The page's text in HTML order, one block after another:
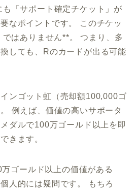
「サポート確定チケット」が
なポイントです。 このチケッ
ではありません**。 つまり、多
しても、Rのカードが出る可能
ンゴット虹（売却額100,000ゴ
例えば、価値の高いサポータ
ダルで100万ゴールド以上を即
きます。
万ゴールド以上の価値がある
人的には疑問です。 もちろ